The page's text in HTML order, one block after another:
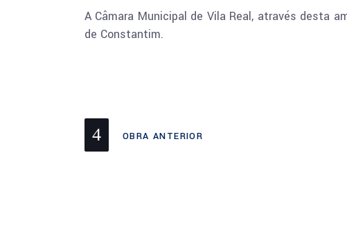
A Câmara Municipal de Vila Real, através desta
de Constantim.
OBRA ANTERIOR